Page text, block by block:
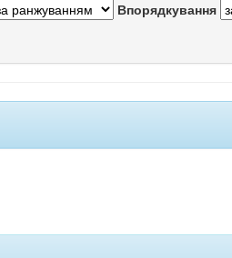
Впорядкування